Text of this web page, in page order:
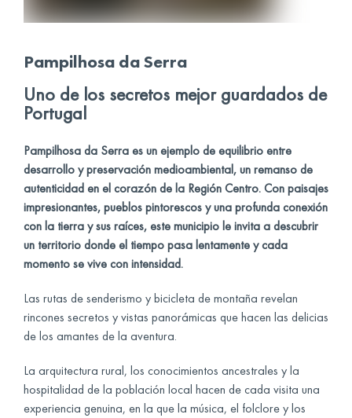
Pampilhosa da Serra
Uno de los secretos mejor guardados de
Portugal
Pampilhosa da Serra es un ejemplo de equilibrio entre
desarrollo y preservación medioambiental, un remanso de
autenticidad en el corazón de la Región Centro. Con paisajes
impresionantes, pueblos pintorescos y una profunda conexión
con la tierra y sus raíces, este municipio le invita a descubrir
un territorio donde el tiempo pasa lentamente y cada
momento se vive con intensidad.
Las rutas de senderismo y bicicleta de montaña revelan
rincones secretos y vistas panorámicas que hacen las delicias
de los amantes de la aventura.
La arquitectura rural, los conocimientos ancestrales y la
hospitalidad de la población local hacen de cada visita una
experiencia genuina, en la que la música, el folclore y los